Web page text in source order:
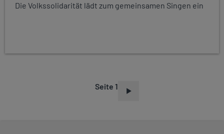
Die Volkssolidarität lädt zum gemeinsamen Singen ein
Seite 1